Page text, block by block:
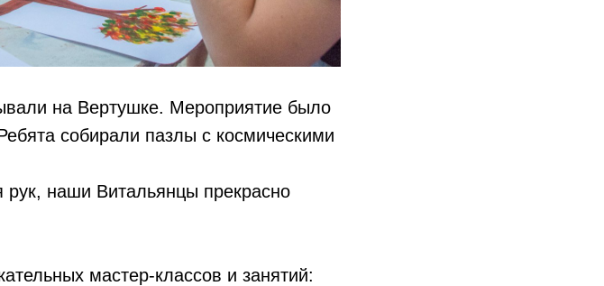
на Вертушке. Мероприятие было
собирали пазлы с космическими
наши Витальянцы прекрасно
мастер-классов и занятий: